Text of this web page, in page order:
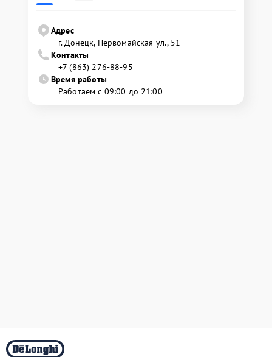
Адрес
г. Донецк, Первомайская ул., 51
Контакты
+7 (863) 276-88-95
Время работы
Работаем с 09:00 до 21:00